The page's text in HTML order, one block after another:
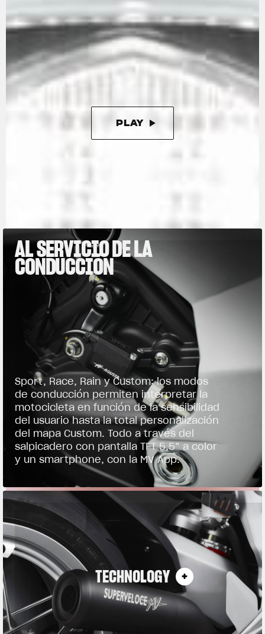
cilindros en línea. Compacto y potente (147 CV),
también es extremamente ligero,
contribuyendo a mantener el peso en seco de
la motocicleta en solo 173 kg, o incluso en 165
kg con el kit racing, que resalta aún más esta
edición limitada.
PLAY
AL SERVICIO DE LA
CONDUCCIÓN
Sport, Race, Rain y Custom: los modos
de conducción permiten interpretar la
motocicleta en función de la sensibilidad
del usuario hasta la total personalización
del mapa Custom. Todo a través del
salpicadero con pantalla TFT 5,5” a color
y un smartphone, con la MV App.
TECHNOLOGY